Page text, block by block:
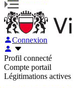
Connexion
Profil connecté
Compte portail
Légitimations actives